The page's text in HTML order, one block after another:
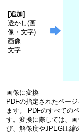
[追加]
透かし(画
像・文字)
画像
文字
画像に変換
PDFの指定されたペー
ます。 PDFのすべての
す。変換に際しては、
び、解像度やJPEG圧縮